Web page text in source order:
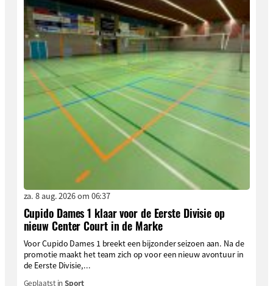
za. 8 aug. 2026 om 06:37
Cupido Dames 1 klaar voor de Eerste Divisie op
nieuw Center Court in de Marke
Voor Cupido Dames 1 breekt een bijzonder seizoen aan. Na de
promotie maakt het team zich op voor een nieuw avontuur in
de Eerste Divisie,...
Geplaatst inSport